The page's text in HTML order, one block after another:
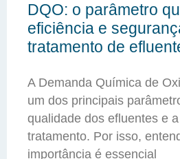
DQO: o parâmetro
eficiência e
tratamento de
A Demanda Química de
um dos principais
qualidade dos efluentes e
tratamento. Por isso,
importância é essencial